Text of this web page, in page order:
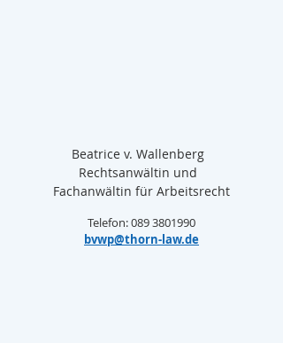
Beatrice v. Wallenberg
Rechtsanwältin und
Fachanwältin für Arbeitsrecht
Telefon: 089 3801990
bvwp@thorn-law.de